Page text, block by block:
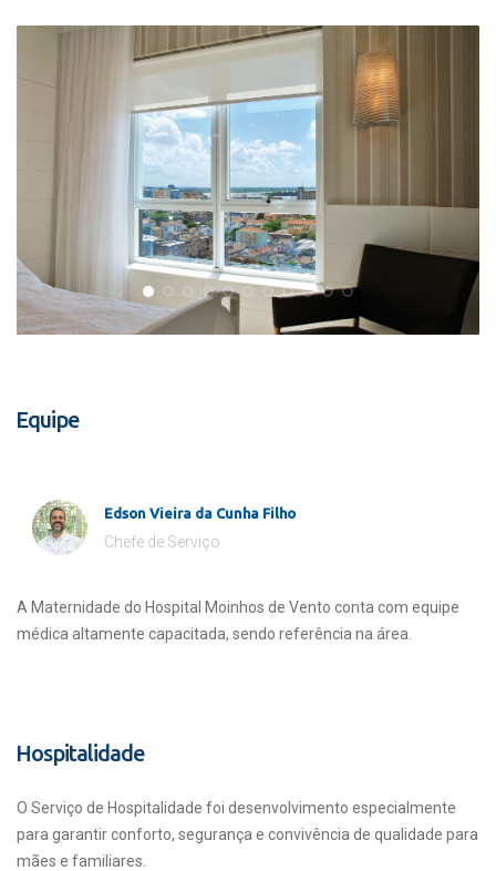
Equipe
Edson Vieira da Cunha Filho
Chefe de Serviço
A Maternidade do Hospital Moinhos de Vento conta com equipe
médica altamente capacitada, sendo referência na área.
Hospitalidade
O Serviço de Hospitalidade foi desenvolvimento especialmente
para garantir conforto, segurança e convivência de qualidade para
mães e familiares.